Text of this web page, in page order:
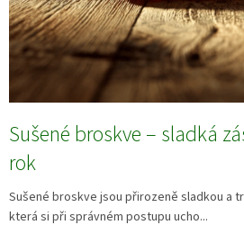
Sušené broskve – sladká
rok
Sušené broskve jsou přirozeně sladkou a
která si při správném postupu ucho...